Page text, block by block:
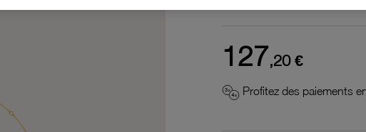
127,20 €
Profitez des paiements